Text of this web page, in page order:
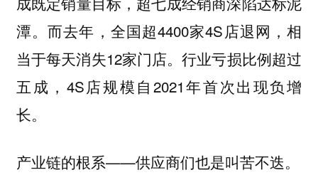
潭。而去年，全国超4400家4S店退网，相
当于每天消失12家门店。行业亏损比例超过
五成，4S店规模自2021年首次出现负增
长。
产业链的根系——供应商们也是叫苦不迭。